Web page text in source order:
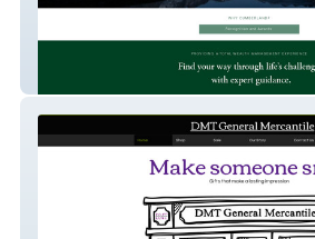
CumberlandPerron Completed: 2022